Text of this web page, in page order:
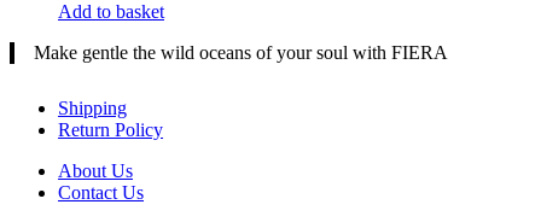
Add to basket
Make gentle the wild oceans of your soul with FIERA
Shipping
Return Policy
About Us
Contact Us